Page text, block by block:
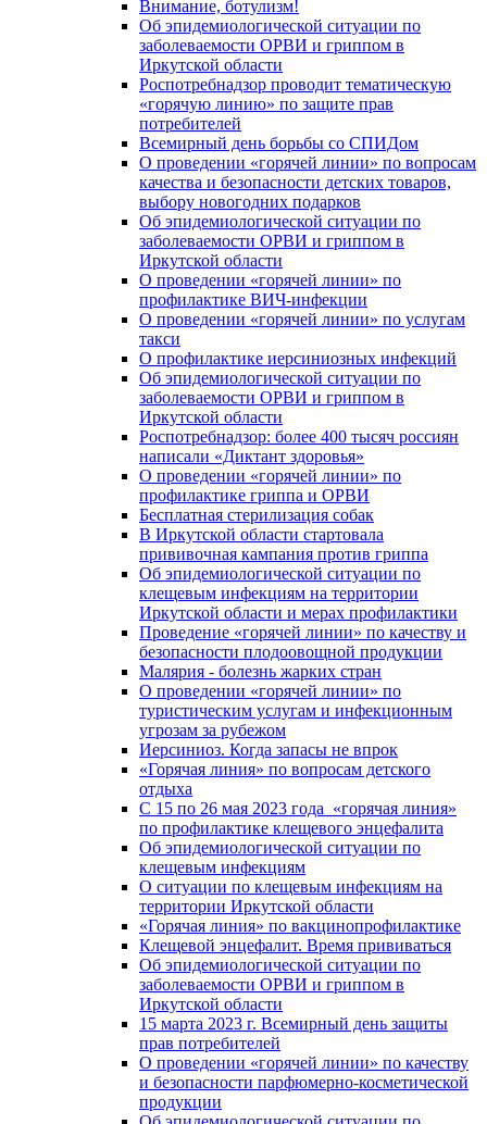
Внимание, ботулизм!
Об эпидемиологической ситуации по
заболеваемости ОРВИ и гриппом в
Иркутской области
Роспотребнадзор проводит тематическую
«горячую линию» по защите прав
потребителей
Всемирный день борьбы со СПИДом
О проведении «горячей линии» по вопросам
качества и безопасности детских товаров,
выбору новогодних подарков
Об эпидемиологической ситуации по
заболеваемости ОРВИ и гриппом в
Иркутской области
О проведении «горячей линии» по
профилактике ВИЧ-инфекции
О проведении «горячей линии» по услугам
такси
О профилактике иерсиниозных инфекций
Об эпидемиологической ситуации по
заболеваемости ОРВИ и гриппом в
Иркутской области
Роспотребнадзор: более 400 тысяч россиян
написали «Диктант здоровья»
О проведении «горячей линии» по
профилактике гриппа и ОРВИ
Бесплатная стерилизация собак
В Иркутской области стартовала
прививочная кампания против гриппа
Об эпидемиологической ситуации по
клещевым инфекциям на территории
Иркутской области и мерах профилактики
Проведение «горячей линии» по качеству и
безопасности плодоовощной продукции
Малярия - болезнь жарких стран
О проведении «горячей линии» по
туристическим услугам и инфекционным
угрозам за рубежом
Иерсиниоз. Когда запасы не впрок
«Горячая линия» по вопросам детского
отдыха
С 15 по 26 мая 2023 года «горячая линия»
по профилактике клещевого энцефалита
Об эпидемиологической ситуации по
клещевым инфекциям
О ситуации по клещевым инфекциям на
территории Иркутской области
«Горячая линия» по вакцинопрофилактике
Клещевой энцефалит. Время прививаться
Об эпидемиологической ситуации по
заболеваемости ОРВИ и гриппом в
Иркутской области
15 марта 2023 г. Всемирный день защиты
прав потребителей
О проведении «горячей линии» по качеству
и безопасности парфюмерно-косметической
продукции